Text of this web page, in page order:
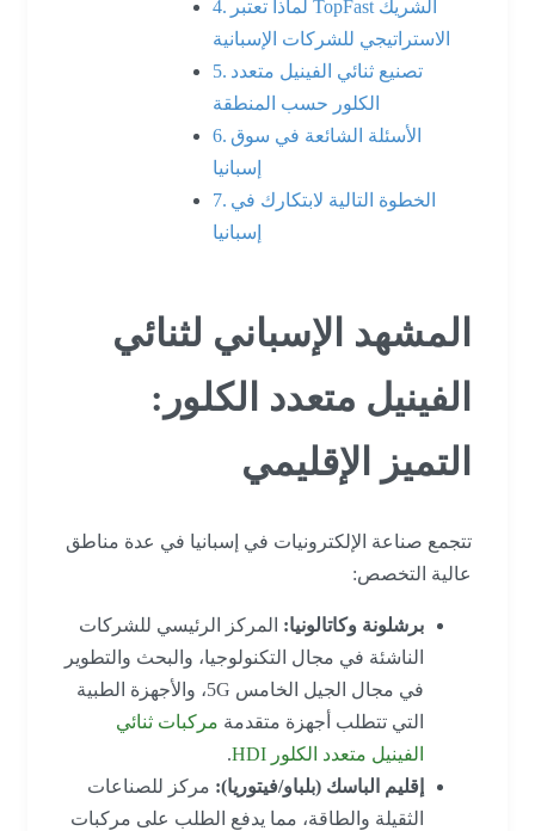
لماذا تعتبر TopFast الشريك
الاستراتيجي للشركات الإسبانية
تصنيع ثنائي الفينيل متعدد
الكلور حسب المنطقة
الأسئلة الشائعة في سوق
إسبانيا
الخطوة التالية لابتكارك في
إسبانيا
المشهد الإسباني لثنائي
الفينيل متعدد الكلور:
التميز الإقليمي
تتجمع صناعة الإلكترونيات في إسبانيا في عدة مناطق
عالية التخصص:
برشلونة وكاتالونيا:المركز الرئيسي للشركات
الناشئة في مجال التكنولوجيا، والبحث والتطوير
في مجال الجيل الخامس 5G، والأجهزة الطبية
التي تتطلب أجهزة متقدمةمركبات ثنائي
الفينيل متعدد الكلور HDI
.
إقليم الباسك (بلباو/فيتوريا):مركز للصناعات
الثقيلة والطاقة، مما يدفع الطلب على مركبات